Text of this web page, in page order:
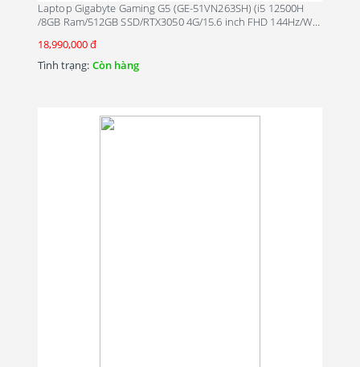
Laptop Gigabyte Gaming G5 (GE-51VN263SH) (i5 12500H
/8GB Ram/512GB SSD/RTX3050 4G/15.6 inch FHD 144Hz/Win
18,990,000 đ
Tình trạng: Còn hàng